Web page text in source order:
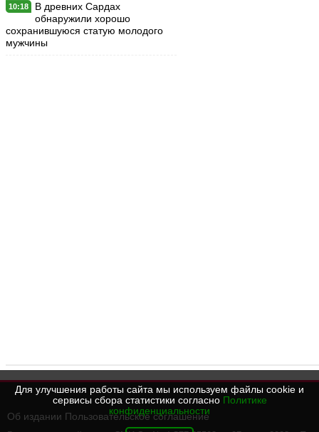
10:18
В древних Сардах
обнаружили хорошо
сохранившуюся статую молодого
мужчины
Об издании Пользовательское соглашение
Для улучшения работы сайта мы используем файлы cookie и
сервисы сбора статистики согласно Политике
конфиденциальности